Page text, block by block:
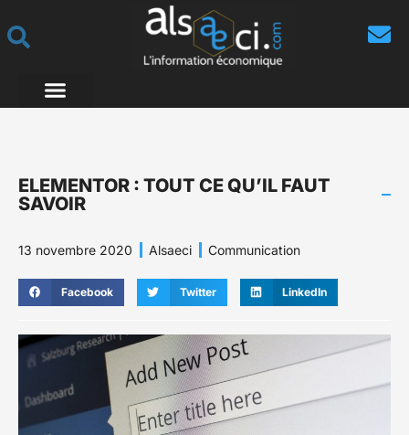
ELEMENTOR : TOUT CE QU’IL FAUT
SAVOIR
13 novembre 2020 Alsaeci Communication
Facebook Twitter LinkedIn